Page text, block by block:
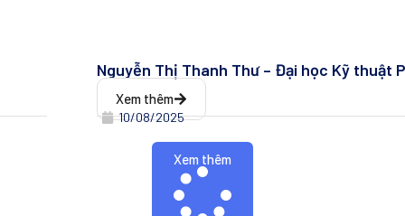
Nguyễn Thị Thanh Thư – Đại học Kỹ thuật
Xem thêm
10/08/2025
Xem thêm